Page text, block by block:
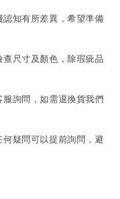
知有所差異，希望準備
尺寸及顏色，除瑕疵品
詢問，如需退換貨我們
疑問可以提前詢問，避